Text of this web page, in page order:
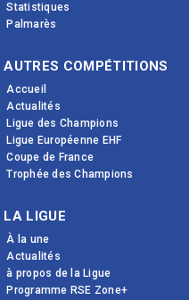
Statistiques
Palmarès
AUTRES COMPÉTITIONS
Accueil
Actualités
Ligue des Champions
Ligue Européenne EHF
Coupe de France
Trophée des Champions
LA LIGUE
À la une
Actualités
à propos de la Ligue
Programme RSE Zone+